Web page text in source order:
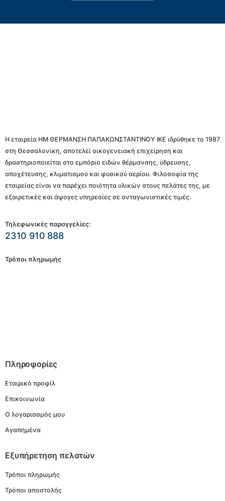
Η εταιρεία ΗΜ ΘΕΡΜΑΝΣΗ ΠΑΠΑΚΩΝΣΤΑΝΤΙΝΟΥ ΙΚΕ ιδρύθηκε το 1987
στη Θεσσαλονίκη, αποτελεί οικογενειακή επιχείρηση και
δραστηριοποιείται στο εμπόριο ειδών θέρμανσης, ύδρευσης,
αποχέτευσης, κλιματισμού και φυσικού αερίου. Φιλοσοφία της
εταιρείας είναι να παρέχει ποιότητα υλικών στους πελάτες της, με
εξαιρετικές και άψογες υπηρεσίες σε ανταγωνιστικές τιμές.
Τηλεφωνικές παραγγελίες:
2310 910 888
Τρόποι πληρωμής
Πληροφορίες
Εταιρικό προφίλ
Επικοινωνία
Ο λογαριασμός μου
Αγαπημένα
Εξυπήρετηση πελατών
Τρόποι πληρωμής
Τρόποι αποστολής